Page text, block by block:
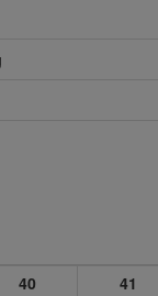
40 41